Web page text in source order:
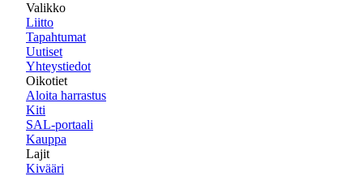
Valikko
Liitto
Tapahtumat
Uutiset
Yhteystiedot
Oikotiet
Aloita harrastus
Kiti
SAL-portaali
Kauppa
Lajit
Kivääri